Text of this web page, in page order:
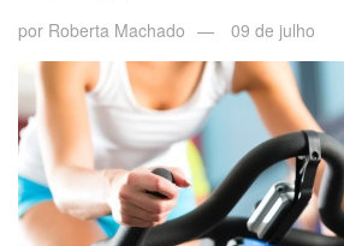
por Roberta Machado 09 de julho